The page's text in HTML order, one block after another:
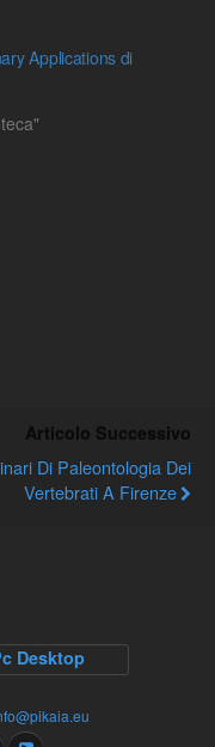
Applications di
Articolo Successivo
Di Paleontologia Dei
Vertebrati A Firenze
Desktop